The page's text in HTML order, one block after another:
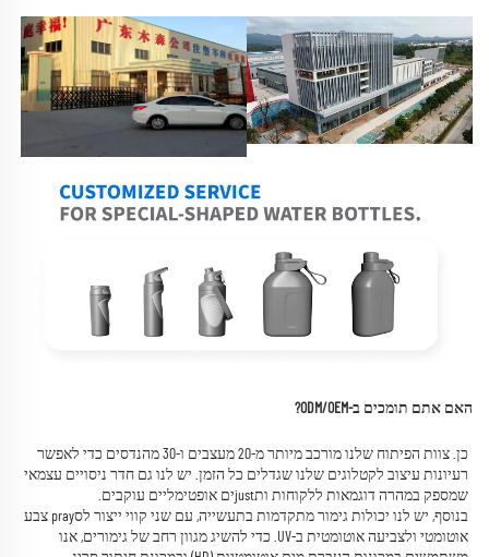
האם אתם תומכים ב-ODM/OEM?
רעיונות עיצוב לקטלוגים שלנו שגדלים כל הזמן.
שמספק במהרה דוגמאות ללקוחות ותjustים אופטימליים עוקבים.